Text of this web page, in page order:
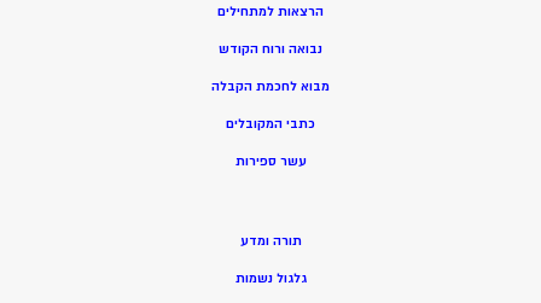
הרצאות למתחילים
נבואה ורוח הקודש
מבוא לחכמת הקבלה
כתבי המקובלים
עשר ספירות
תורה ומדע
גלגול נשמות